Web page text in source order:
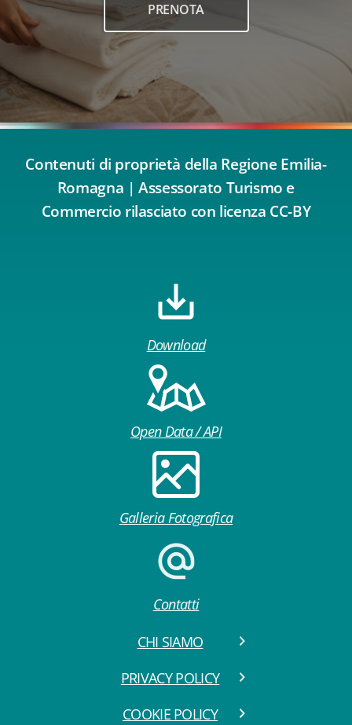
PRENOTA
Contenuti di proprietà della Regione Emilia-
Romagna | Assessorato Turismo e
Commercio rilasciato con licenza CC-BY
Download
Open Data / API
Galleria Fotografica
Contatti
CHI SIAMO
PRIVACY POLICY
COOKIE POLICY